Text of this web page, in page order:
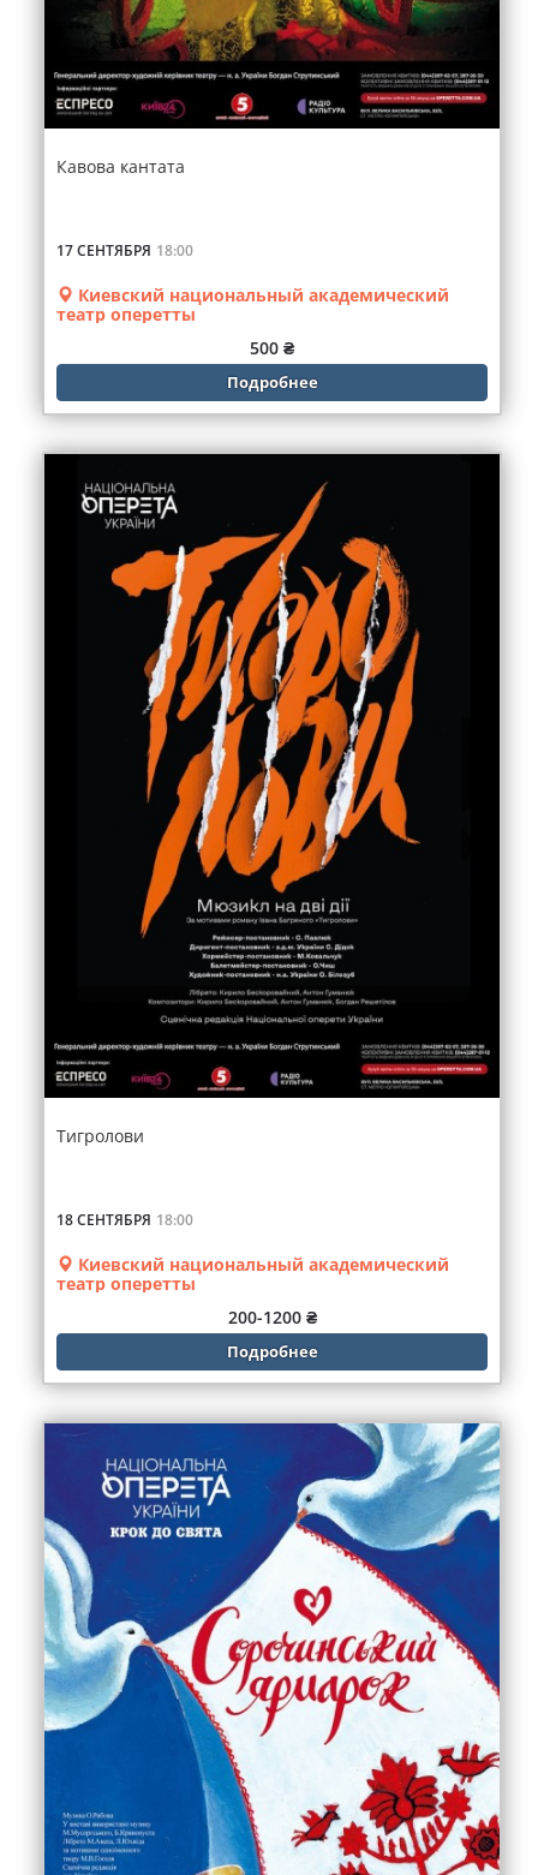
Кавова кантата
17 СЕНТЯБРЯ 18:00
Киевский национальный академический
театр оперетты
500 ₴
Подробнее
Тигролови
18 СЕНТЯБРЯ 18:00
Киевский национальный академический
театр оперетты
200-1200 ₴
Подробнее